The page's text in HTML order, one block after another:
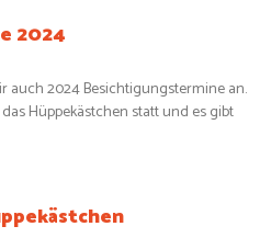
2024
auch 2024 Besichtigungstermine an.
Hüppekästchen statt und es gibt